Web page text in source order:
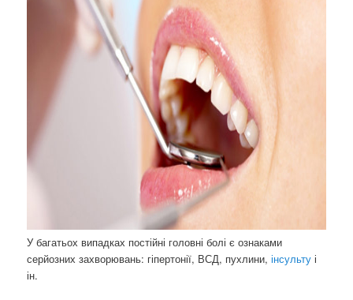
У багатьох випадках постійні головні болі є ознаками
серйозних захворювань: гіпертонії, ВСД, пухлини,інсультуі
ін.